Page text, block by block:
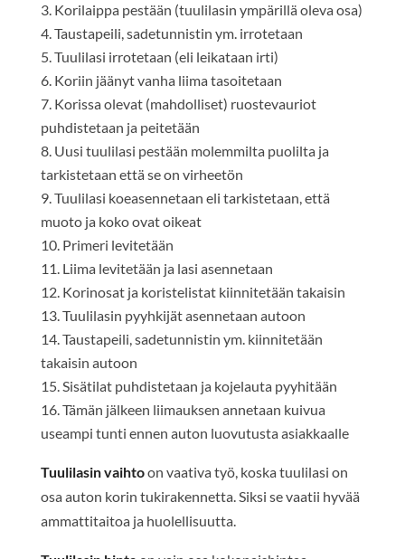
Korilaippa pestään (tuulilasin ympärillä oleva osa)
Taustapeili, sadetunnistin ym. irrotetaan
Tuulilasi irrotetaan (eli leikataan irti)
Koriin jäänyt vanha liima tasoitetaan
Korissa olevat (mahdolliset) ruostevauriot
puhdistetaan ja peitetään
Uusi tuulilasi pestään molemmilta puolilta ja
tarkistetaan että se on virheetön
Tuulilasi koeasennetaan eli tarkistetaan, että
muoto ja koko ovat oikeat
Primeri levitetään
Liima levitetään ja lasi asennetaan
Korinosat ja koristelistat kiinnitetään takaisin
Tuulilasin pyyhkijät asennetaan autoon
Taustapeili, sadetunnistin ym. kiinnitetään
takaisin autoon
Sisätilat puhdistetaan ja kojelauta pyyhitään
Tämän jälkeen liimauksen annetaan kuivua
useampi tunti ennen auton luovutusta asiakkaalle
Tuulilasin vaihtoon vaativa työ, koska tuulilasi on
osa auton korin tukirakennetta. Siksi se vaatii hyvää
ammattitaitoa ja huolellisuutta.